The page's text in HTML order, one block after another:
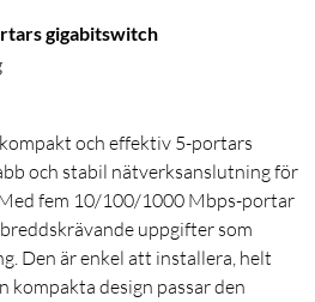
gigabitswitch
och effektiv 5-portars
och stabil nätverksanslutning för
fem 10/100/1000 Mbps-portar
uppgifter som
Den är enkel att installera, helt
kompakta design passar den